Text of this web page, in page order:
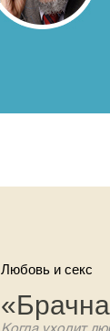
Любовь и секс